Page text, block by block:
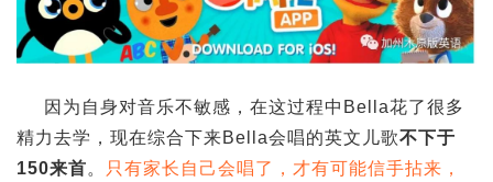
因为自身对音乐不敏感，在这过程中Bella花了很多
精力去学，现在综合下来Bella会唱的英文儿歌不下于
150来首。
只有家长自己会唱了，才有可能信手拈来，